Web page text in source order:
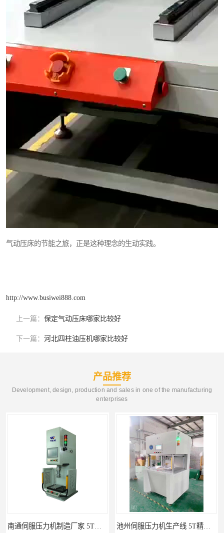
气动压床的节能之旅，正是这种理念的生动实践。
http://www.busiwei888.com
上一篇： 保定气动压床哪家比较好
下一篇： 河北四柱油压机哪家比较好
产品推荐
Development, design, production and sales in one of the manufacturing
enterprises